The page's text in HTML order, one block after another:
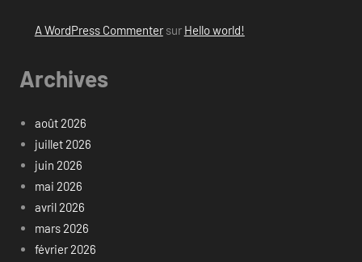
A WordPress Commentersur Hello world!
Archives
août 2026
juillet 2026
juin 2026
mai 2026
avril 2026
mars 2026
février 2026